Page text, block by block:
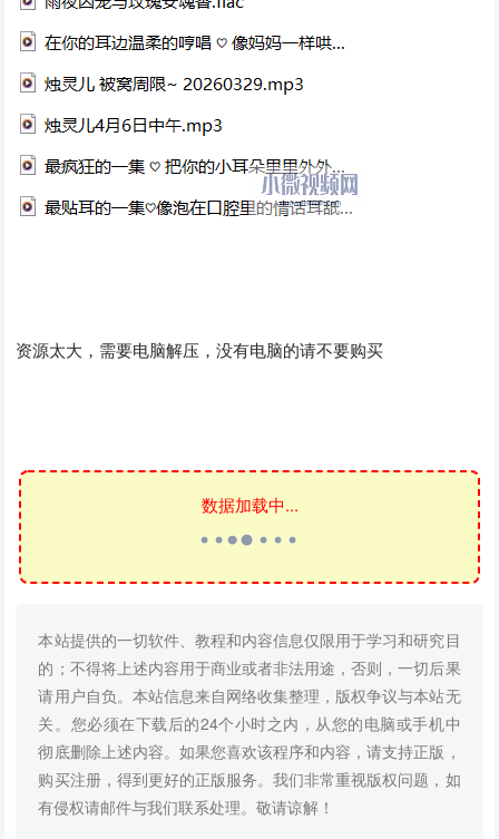
资源太大，需要电脑解压，没有电脑的请不要购买
数据加载中...
本站提供的一切软件、教程和内容信息仅限用于学习和研究目
的；不得将上述内容用于商业或者非法用途，否则，一切后果
请用户自负。本站信息来自网络收集整理，版权争议与本站无
关。您必须在下载后的24个小时之内，从您的电脑或手机中
彻底删除上述内容。如果您喜欢该程序和内容，请支持正版，
购买注册，得到更好的正版服务。我们非常重视版权问题，如
有侵权请邮件与我们联系处理。敬请谅解！